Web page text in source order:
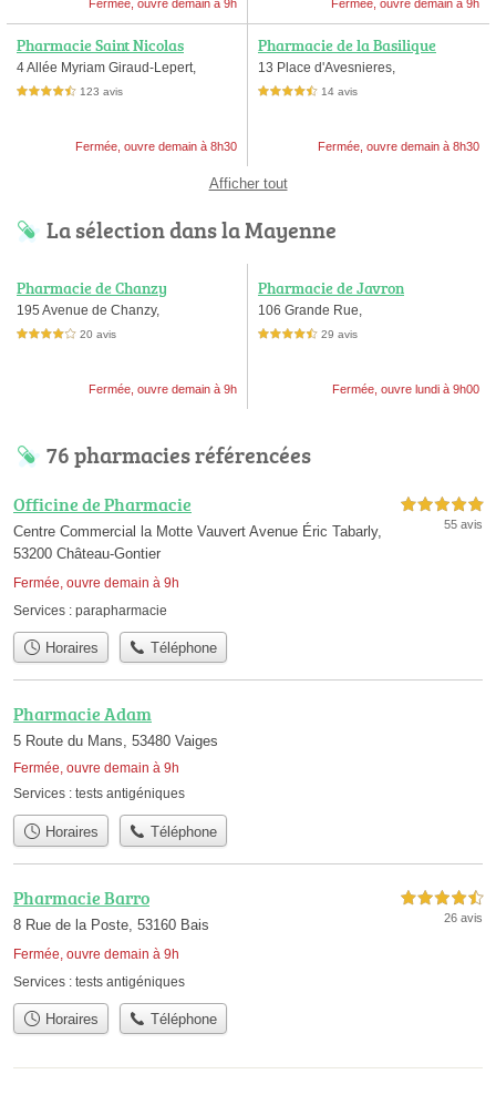
Fermée, ouvre demain à 9h Fermée, ouvre demain à 9h
Pharmacie Saint Nicolas
4 Allée Myriam Giraud-Lepert,
4,5 étoiles sur 5 123 avis
Fermée, ouvre demain à 8h30
Pharmacie de la Basilique
13 Place d'Avesnieres,
4,5 étoiles sur 5 14 avis
Fermée, ouvre demain à 8h30
Afficher tout
La sélection dans la Mayenne
Pharmacie de Chanzy
195 Avenue de Chanzy,
4,0 étoiles sur 5 20 avis
Fermée, ouvre demain à 9h
Pharmacie de Javron
106 Grande Rue,
4,5 étoiles sur 5 29 avis
Fermée, ouvre lundi à 9h00
76 pharmacies référencées
Officine de Pharmacie
Centre Commercial la Motte Vauvert Avenue Éric Tabarly,
53200 Château-Gontier
Fermée, ouvre demain à 9h
5,0 étoiles sur 5
55 avis
Services : parapharmacie
Horaires Téléphone
Pharmacie Adam
5 Route du Mans, 53480 Vaiges
Fermée, ouvre demain à 9h
Services : tests antigéniques
Horaires Téléphone
Pharmacie Barro
8 Rue de la Poste, 53160 Bais
Fermée, ouvre demain à 9h
4,5 étoiles sur 5
26 avis
Services : tests antigéniques
Horaires Téléphone